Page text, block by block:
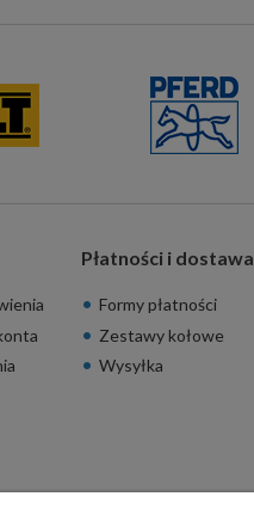
Płatności i dostawa
Formy płatności
Zestawy kołowe
Wysyłka